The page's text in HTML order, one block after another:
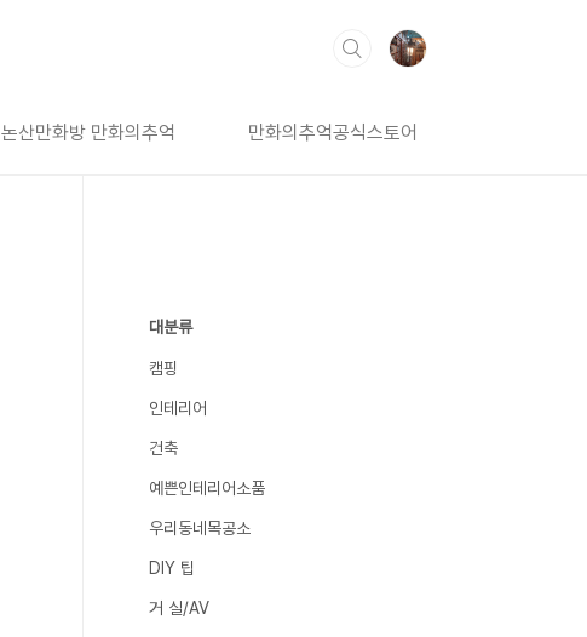
논산만화방 만화의추억 만화의추억공식스토어
대분류
캠핑
인테리어
건축
예쁜인테리어소품
우리동네목공소
DIY 팁
거 실/AV